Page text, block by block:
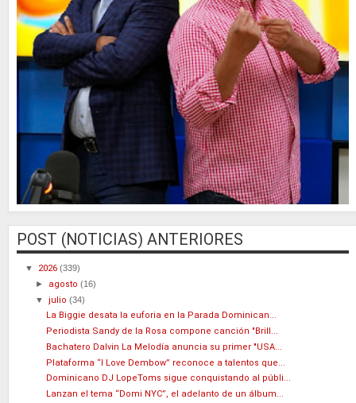
POST (NOTICIAS) ANTERIORES
▼ 2026 (339)
► agosto(16)
▼julio(34)
La Biggie desata la euforia en la Parada Dominican...
Periodista Sandy de la Rosa compone canción "Brill...
Bachatero Dalvin La Melodía anuncia su primer "USA...
Plataforma “I Love Dembow” reconoce a talentos que...
Dominicano DJ LopeToms sigue conquistando al públi...
Lanzan el tema “Domi NYC”, el adelanto de un álbum...